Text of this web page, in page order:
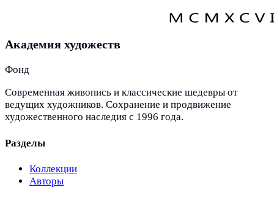
Академия художеств
Фонд
Современная живопись и классические шедевры от
ведущих художников. Сохранение и продвижение
художественного наследия с 1996 года.
Разделы
Коллекции
Авторы